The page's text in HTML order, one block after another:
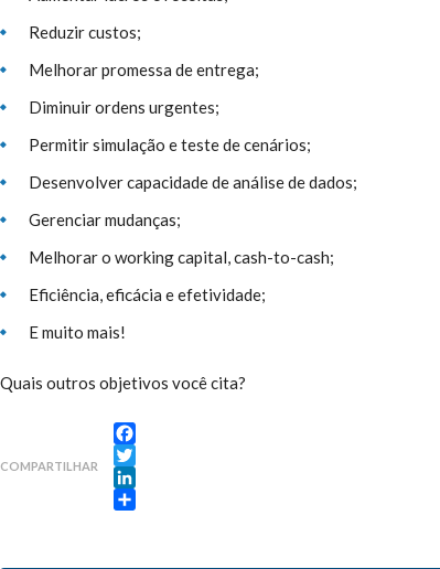
Reduzir custos;
Melhorar promessa de entrega;
Diminuir ordens urgentes;
Permitir simulação e teste de cenários;
Desenvolver capacidade de análise de dados;
Gerenciar mudanças;
Melhorar o working capital, cash-to-cash;
Eficiência, eficácia e efetividade;
E muito mais!
Quais outros objetivos você cita?
COMPARTILHAR
Facebook
Twitter
LinkedIn